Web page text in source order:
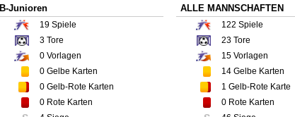
B-Junioren
19 Spiele
3 Tore
0 Vorlagen
0 Gelbe Karten
0 Gelb-Rote Karten
0 Rote Karten
ALLE MANNSCHAFTEN
122 Spiele
23 Tore
15 Vorlagen
14 Gelbe Karten
1 Gelb-Rote Karte
0 Rote Karten